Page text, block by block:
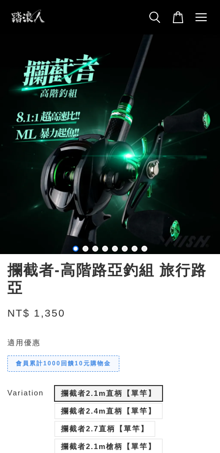
攔截者-高階路亞釣組 旅行路
亞
NT$ 1,350
適用優惠
會員累計1000回饋10元購物金
Variation 攔截者2.1m直柄【單竿】
攔截者2.4m直柄【單竿】
攔截者2.7直柄【單竿】
攔截者2.1m槍柄【單竿】